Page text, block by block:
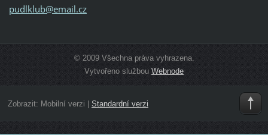
pudlklub@email.cz
© 2009 Všechna práva vyhrazena.
Vytvořeno službou Webnode
Zobrazit: Mobilní verzi Standardní verzi